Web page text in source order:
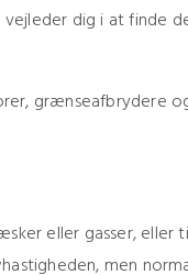
dig i at finde
grænseafbrydere
eller gasser, eller
men